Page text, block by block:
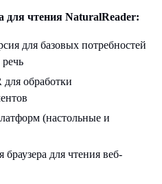
для чтения NaturalReader:
для базовых потребностей
речь
обработки
(настольные и
для чтения веб-